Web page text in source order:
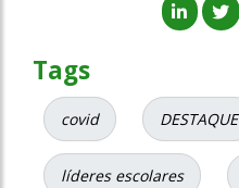
Tags
covid DESTAQUE
líderes escolares